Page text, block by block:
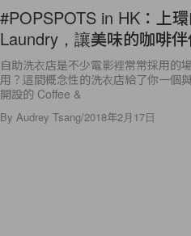
#POPSPOTS in HK：上
Laundry，讓美味的咖啡
自助洗衣店是不少電影裡常常採用的
用？這間概念性的洗衣店給了你一個
開設的 Coffee &
By Audrey Tsang/2018年2月17日